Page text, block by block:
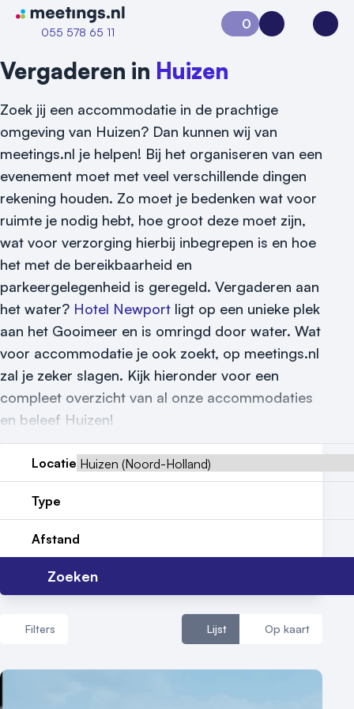
Naar home van Meetings
055 578 65 11
Vraag locatie aan
Meld locatie aan
Nieuws
Reviews (5⭐️)
Contact
0
Aanvraag 0Inloggen
Vergaderen in Huizen
Zoek jij een accommodatie in de prachtige
omgeving van Huizen? Dan kunnen wij van
meetings.nl je helpen! Bij het organiseren van een
evenement moet met veel verschillende dingen
rekening houden. Zo moet je bedenken wat voor
ruimte je nodig hebt, hoe groot deze moet zijn,
wat voor verzorging hierbij inbegrepen is en hoe
het met de bereikbaarheid en
parkeergelegenheid is geregeld. Vergaderen aan
het water? Hotel Newport ligt op een unieke plek
aan het Gooimeer en is omringd door water. Wat
voor accommodatie je ook zoekt, op meetings.nl
zal je zeker slagen. Kijk hieronder voor een
compleet overzicht van al onze accommodaties
en beleef Huizen!
Locatie
Type
Afstand
Zoeken
Filters Lijst Op kaart